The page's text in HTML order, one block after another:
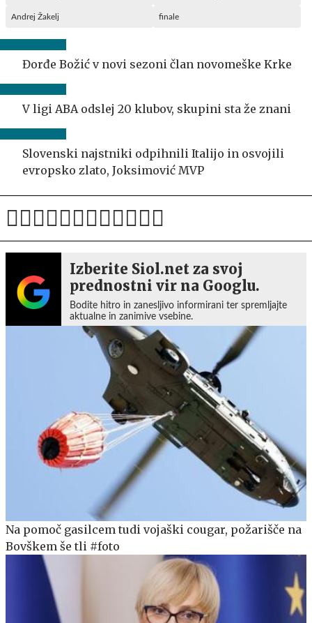
Andrej Žakelj finale
Đorđe Božić v novi sezoni član novomeške Krke
V ligi ABA odslej 20 klubov, skupini sta že znani
Slovenski najstniki odpihnili Italijo in osvojili
evropsko zlato, Joksimović MVP
Izberite Siol.net za svoj
prednostni vir na Googlu.
Bodite hitro in zanesljivo informirani ter spremljajte
aktualne in zanimive vsebine.
Na pomoč gasilcem tudi vojaški cougar, požarišče na
Bovškem še tli #foto